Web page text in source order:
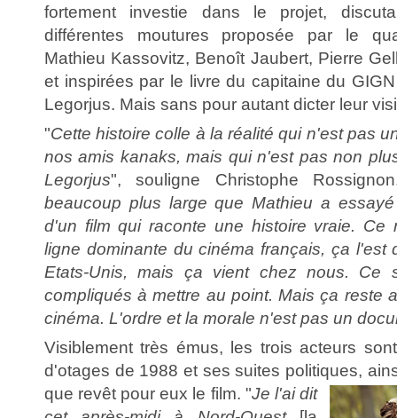
fortement investie dans le projet,
différentes moutures proposée par le
Mathieu Kassovitz, Benoît Jaubert, Pierre
et inspirées par le livre du capitaine du
Legorjus. Mais sans pour autant dicter leur
"Cette histoire colle à la réalité qui n'est pas
nos amis kanaks, mais qui n'est pas non
Legorjus", souligne Christophe
beaucoup plus large que Mathieu a
d'un film qui raconte une histoire vraie. Ce
ligne dominante du cinéma français, ça l'est
Etats-Unis, mais ça vient chez nous. Ce
compliqués à mettre au point. Mais ça reste
cinéma. L'ordre et la morale n'est pas un
Visiblement très émus, les trois acteurs
d'otages de 1988 et ses suites politiques,
que revêt pour eux le film. "Je l'ai dit